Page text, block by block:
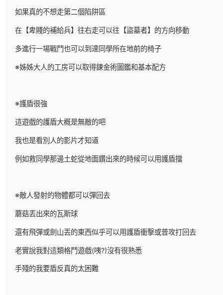
如果真的不想走第二個陷阱區
在【卑賤的補給兵】往右走可以往【盜墓者】的方向移動
多進行一場戰鬥也可以到達同學所在地前的椅子
※姊姊大人的工房可以取得鍊金術圖鑑和基本配方
※護盾很強
這遊戲的護盾大概是無敵的吧
我也是看別人的影片才知道
例如救同學那邊土蛇從地面鑽出來的時候可以用護盾擋
※敵人發射的物體都可以彈回去
蘑菇丟出來的瓦斯球
還有飛彈或劍山丟的東西似乎可以用護盾衝擊或普攻打回去
老實說我對這類格鬥遊戲(咦?)沒有很熟悉
手殘的我要盾反真的太困難